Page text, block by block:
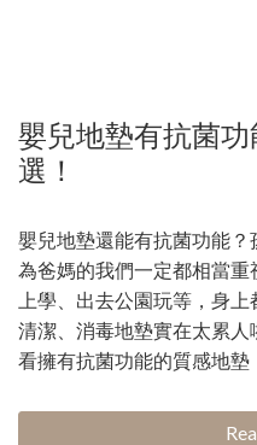
嬰兒地墊有抗菌
選！
嬰兒地墊還能有抗菌功能
為爸媽的我們一定都相當重
上學、出去公園玩等，身
清潔、消毒地墊實在太累
看擁有抗菌功能的質感地墊